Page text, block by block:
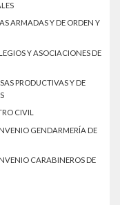
ARMADAS Y DE ORDEN Y
Y ASOCIACIONES DE
PRODUCTIVAS Y DE
CIVIL
GENDARMERÍA DE
CARABINEROS DE